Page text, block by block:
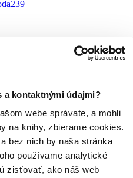
a kontaktnými údajmi?
webe správate, a mohli
na knihy, zbierame cookies.
bez nich by naša stránka
používame analytické
zisťovať, ako náš web
239
pre dospelých2250
445
young adult
pre deti a mládež
379
pre náročných110
pre chlapcov99
pre cudzincov95
dievčatá 77